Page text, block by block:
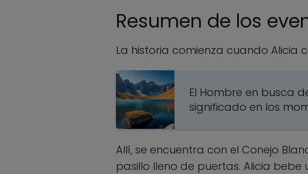
Resumen de los
La historia comienza cuando Alicia
El Hombre en busca
significado en los
Allí, se encuentra con el Conejo
pasillo lleno de puertas. Alicia